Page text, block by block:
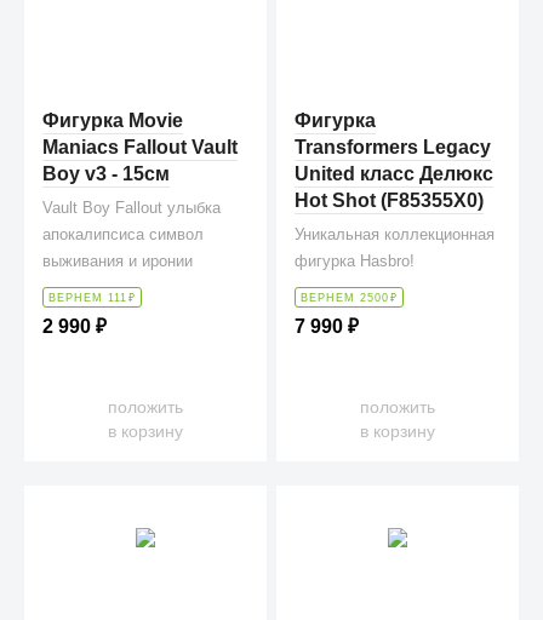
Фигурка Movie
Maniacs Fallout Vault
Boy v3 - 15см
Vault Boy Fallout улыбка
апокалипсиса символ
выживания и иронии
ВЕРНЕМ 111 ₽
2 990₽
положить
в корзину
Фигурка
Transformers Legacy
United класс Делюкс
Hot Shot (F85355X0)
Уникальная коллекционная
фигурка Hasbro!
ВЕРНЕМ 2500 ₽
7 990₽
положить
в корзину